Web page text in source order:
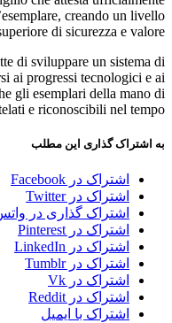
creando un livello
di sicurezza e valore.
di sviluppare un sistema di
ai progressi tecnologici e ai
gli esemplari della mano di
e riconoscibili nel tempo.
به اشتراک گذاری این مطلب
اشتراک در Facebook
اشتراک در Twitter
اشتراک گذاری در
اشتراک در Pinterest
اشتراک در LinkedIn
اشتراک در Tumblr
اشتراک در Vk
اشتراک در Reddit
اشتراک با ایمیل